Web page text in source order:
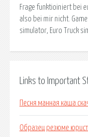
Frage funktioiniert bei
also bei mir nicht.
simulator, Euro Truck
Links to Important
Песня манная каша
Образец резюме